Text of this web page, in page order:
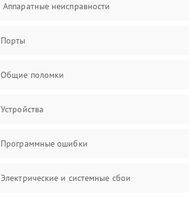
Аппаратные неисправности
Порты
Общие поломки
Устройства
Программные ошибки
Электрические и системные сбои